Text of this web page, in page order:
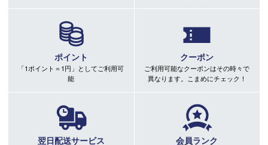
ポイント
「1ポイント＝1円」としてご利用可
能
クーポン
ご利用可能なクーポンはその時々で
異なります。こまめにチェック！
翌日配送サービス 会員ランク